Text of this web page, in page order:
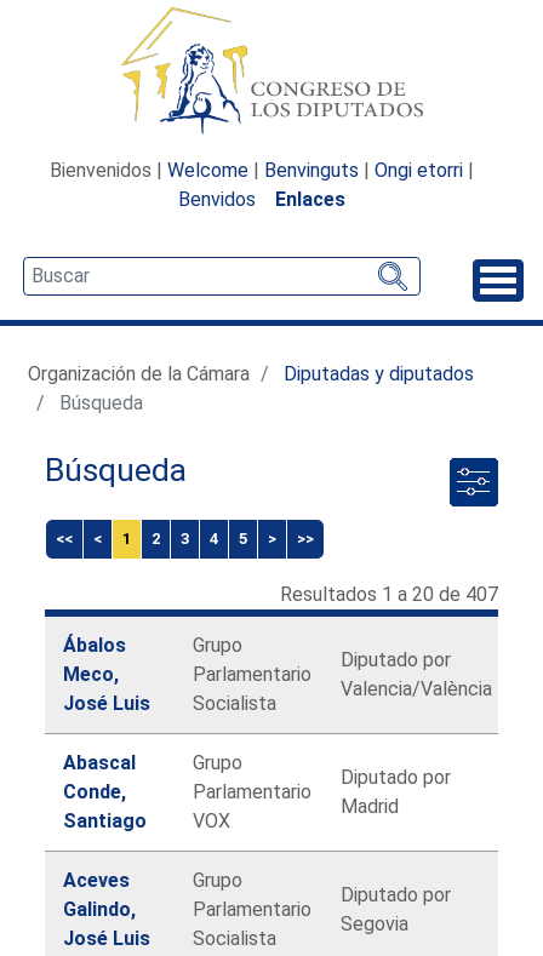
Bienvenidos | Welcome | Benvinguts | Ongi etorri |
Benvidos
Enlaces
Organización de la Cámara
Diputadas y diputados
Búsqueda
Búsqueda
<< < 1 2 3 4 5 > >>
Resultados 1 a 20 de 407
Ábalos
Meco,
José Luis
Grupo
Parlamentario
Socialista
Diputado por
Valencia/València
Abascal
Conde,
Santiago
Grupo
Parlamentario
VOX
Diputado por
Madrid
Aceves
Galindo,
José Luis
Grupo
Parlamentario
Socialista
Diputado por
Segovia